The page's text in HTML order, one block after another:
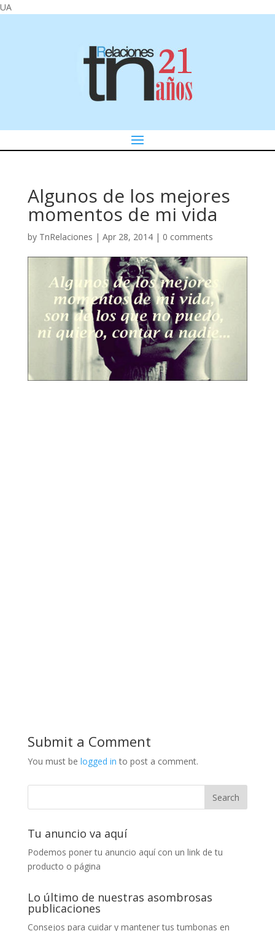
UA
Algunos de los mejores
momentos de mi vida
by TnRelaciones | Apr 28, 2014| 0 comments
Submit a Comment
You must be logged in to post a comment.
Tu anuncio va aquí
Podemos poner tu anuncio aquí con un link de tu
producto o página
Lo último de nuestras asombrosas
publicaciones
Consejos para cuidar y mantener tus tumbonas en